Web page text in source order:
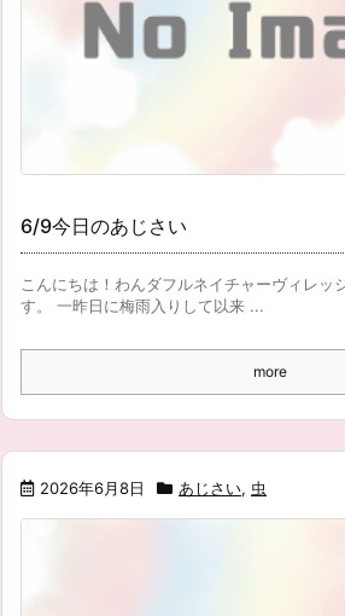
6/9今日のあじさい
こんにちは！わんダフルネイチャーヴィレッ
す。 一昨日に梅雨入りして以来 ...
more
2026年6月8日 あじさい, 虫